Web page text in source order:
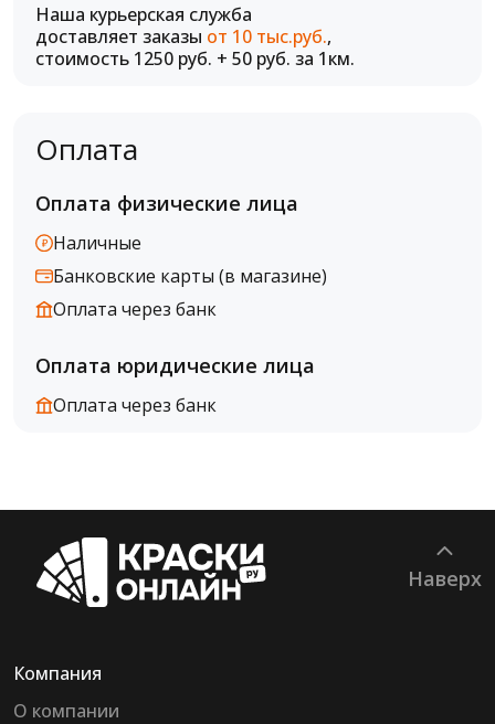
Наша курьерская служба
доставляет заказы от 10 тыс.руб.,
стоимость 1250 руб. + 50 руб. за 1км.
Оплата
Оплата физические лица
Наличные
Банковские карты (в магазине)
Оплата через банк
Оплата юридические лица
Оплата через банк
Наверх
Компания
О компании